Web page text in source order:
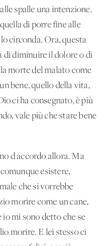
spalle una intenzione.
di porre fine alle
circonda. Ora, questa
di diminuire il dolore o di
morte del malato come
bene, quello della vita,
ci ha consegnato, è più
vale più che stare bene
d'accordo allora. Ma
esistere,
che si vorrebbe
morire come un cane,
io mi sono detto che se
morire. E lei stesso ci